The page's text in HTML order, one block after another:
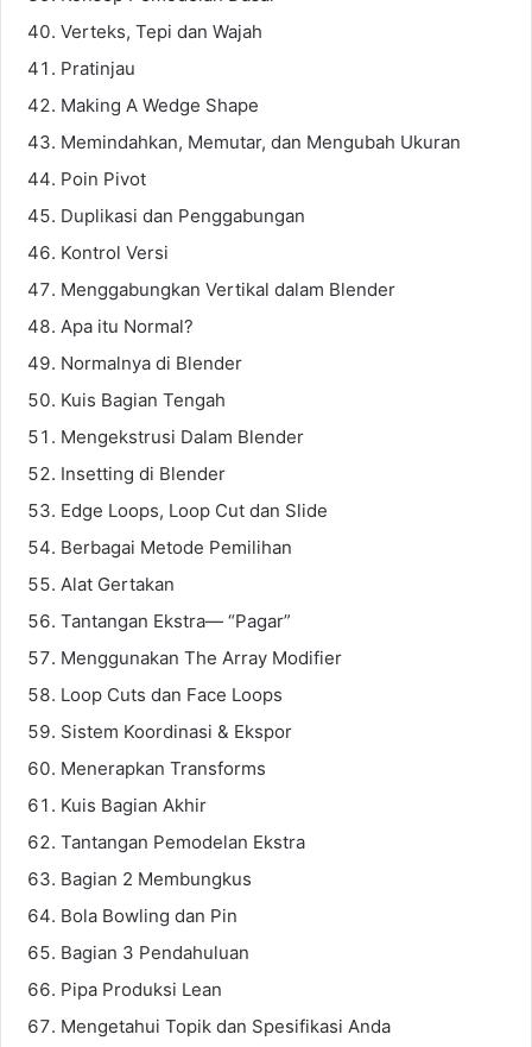
Verteks, Tepi dan Wajah
Pratinjau
Making A Wedge Shape
Memindahkan, Memutar, dan Mengubah Ukuran
Poin Pivot
Duplikasi dan Penggabungan
Kontrol Versi
Menggabungkan Vertikal dalam Blender
Apa itu Normal?
Normalnya di Blender
Kuis Bagian Tengah
Mengekstrusi Dalam Blender
Insetting di Blender
Edge Loops, Loop Cut dan Slide
Berbagai Metode Pemilihan
Alat Gertakan
Tantangan Ekstra— “Pagar”
Menggunakan The Array Modifier
Loop Cuts dan Face Loops
Sistem Koordinasi & Ekspor
Menerapkan Transforms
Kuis Bagian Akhir
Tantangan Pemodelan Ekstra
Bagian 2 Membungkus
Bola Bowling dan Pin
Bagian 3 Pendahuluan
Pipa Produksi Lean
Mengetahui Topik dan Spesifikasi Anda